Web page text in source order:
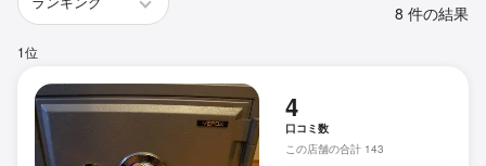
8 件の結果
1位
4
口コミ数
この店舗の合計 143